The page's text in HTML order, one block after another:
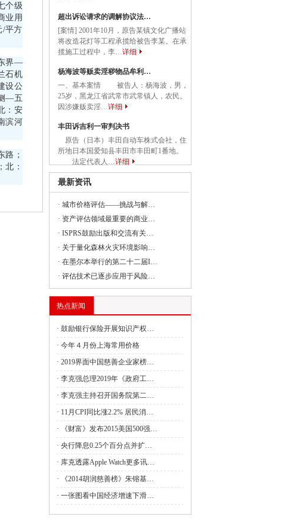
央 国务院关于促进民营经济发展壮大的意见
中央 国务院关于促进民营经济发展壮大的意见》
展改革委等部门关于做好2023年降成本重点工作
开遴选《建设项目经济评价方法与参数（修订建
展2023年全国节能宣传周和全国低碳日活动的通知
发《中央党政机关和事业单位所属企业国有资本
展改革委组织召开支持贵州在新时代西部大开发
展改革委负责同志出席建设全国统一大市场国务
展改革委副主任丛亮会见阿曼能源与矿产部次大
阿根廷签署共建“一带一路”合作规划
年1-4月全国国有及国有控股企业经济运行情况
河南监管局：强化理论武装 筑牢思想之基 认真
施中央财政油茶产业发展奖补政策的通知
个级
业用
/平方
界—
石机
设公
—五
：安
滨河
；
：
超出诉讼请求的调解协议法…
[案情] 2001年10月，原告某镇文化广播站
将改造花灯等工程承揽给被告李某。在承
揽施工过程中，李…详细
杨海波等贩卖淫秽物品牟利…
一、基本案情 被告人：杨海波，男，
25岁，黑龙江省武常市武常镇人，农民。
因涉嫌贩卖淫…详细
丰田诉吉利一审判决书
原告（日本）丰田自动车株式会社，住
所地日本国爱知县丰田市丰田町1番地。
法定代表人…详细
最新资讯
· 城市价格评估——挑战与解…
· 资产评估领域最重要的商业…
· ISPRS鼓励出版和交流有关…
· 关于量化森林火灾环境影响…
· 在墨尔本举行的第二十二届I…
· 评估技术已逐步应用于风险…
热点新闻
· 鼓励银行保险开展知识产权…
· 今年４月份上海常用价格
· 2019界面中国慈善企业家榜…
· 李克强总理2019年《政府工…
· 李克强主持召开国务院第二…
· 11月CPI同比涨2.2% 居民消…
·
《财富》发布2015美国500强…
· 央行降息0.25个百分点并扩…
· 库克透露Apple Watch更多讯…
·
《2014胡润慈善榜》朱镕基…
· 一张图看中国经济增速下滑…